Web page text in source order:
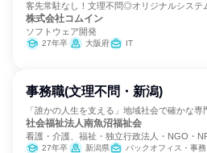
客先常駐なし！文理不問◎オリジナルシステ
株式会社コムイン
ソフトウェア開発
27年卒 大阪府 IT
事務職(文理不問・新潟)
「誰かの人生を支える」地域社会で確かな専
社会福祉法人南魚沼福祉会
看護・介護、福祉・独立行政法人・NGO・
27年卒 新潟県 バックオフィス・事